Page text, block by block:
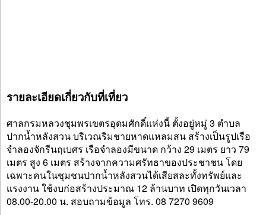
รายละเอียดเกี่ยวกับที่เที่ยว
ศาลกรมหลวงชุมพรเขตรอุดมศักดิ์แห่งนี้ ตั้งอยู่หมู่ 3 ตำบล
ปากน้ำหลังสวน บริเวณริมชายหาดแหลมสน สร้างเป็นรูปเรือ
จำลองจักรีนฤเบศร เรือจำลองมีขนาด กว้าง 29 เมตร ยาว 79
เมตร สูง 6 เมตร สร้างจากความศรัทธาของประชาชน โดย
เฉพาะคนในชุมชนปากน้ำหลังสวนได้เสียสละทั้งทรัพย์และ
แรงงาน ใช้งบก่อสร้างประมาณ 12 ล้านบาท เปิดทุกวันเวลา
08.00-20.00 น. สอบถามข้อมูล โทร. 08 7270 9609